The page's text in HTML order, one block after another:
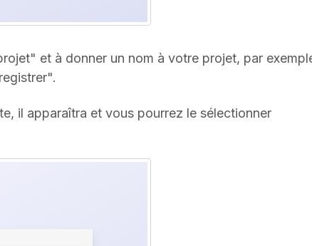
et à donner un nom à votre projet, par
il apparaîtra et vous pourrez le sélectionner